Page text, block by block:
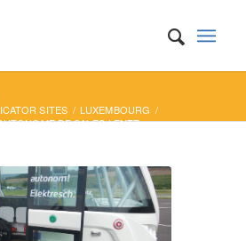
SITES / LUXEMBOURG /
DE SALES-LENTZ